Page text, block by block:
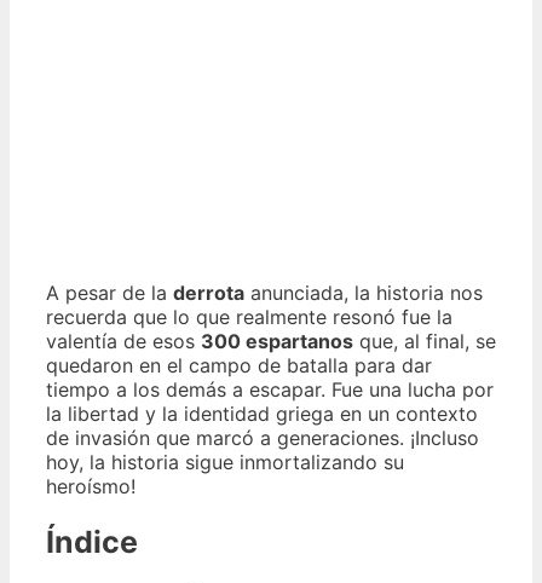
A pesar de la derrota anunciada, la historia nos
recuerda que lo que realmente resonó fue la
valentía de esos 300 espartanos que, al final, se
quedaron en el campo de batalla para dar
tiempo a los demás a escapar. Fue una lucha por
la libertad y la identidad griega en un contexto
de invasión que marcó a generaciones. ¡Incluso
hoy, la historia sigue inmortalizando su
heroísmo!
Índice